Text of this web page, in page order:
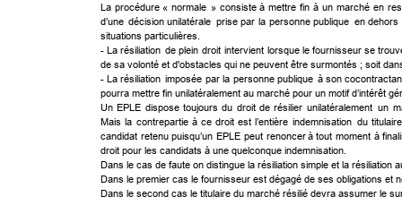
La procédure « normale » consiste à mettre fin à un marché en
d’une décision unilatérale prise par la personne publique en dehors
situations particulières.
- La résiliation de plein droit intervient lorsque le fournisseur se
de sa volonté et d'obstacles qui ne peuvent être surmontés ; soit
- La résiliation imposée par la personne publique à son
pourra mettre fin unilatéralement au marché pour un motif d’intérêt
Un EPLE dispose toujours du droit de résilier unilatéralement un
Mais la contrepartie à ce droit est l’entière indemnisation du titulaire
candidat retenu puisqu’un EPLE peut renoncerà tout moment à
droit pour les candidats à une quelconque indemnisation.
Dans le cas de faute on distingue la résiliation simple et la résiliation
Dans le premier cas le fournisseur est dégagé de ses obligations et
Dans le second cas le titulaire du marché résilié devra assumer le